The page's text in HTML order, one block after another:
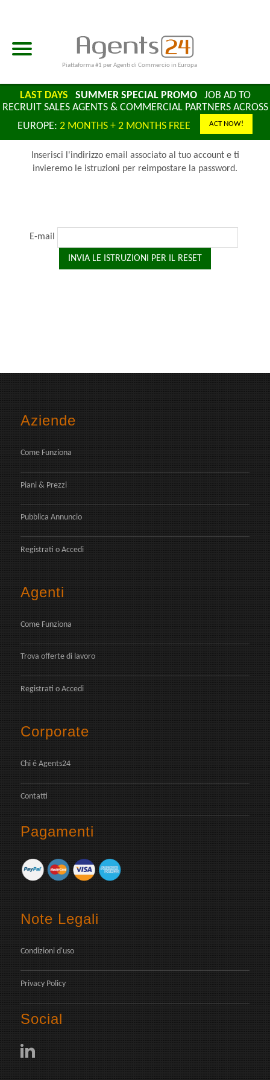
Piattaforma #1 per Agenti di Commercio in Europa
LAST DAYS SUMMER SPECIAL PROMOJOB AD TO
RECRUIT SALES AGENTS & COMMERCIAL PARTNERS ACROSS
EUROPE: 2 MONTHS + 2 MONTHS FREE ACT NOW!
Inserisci l'indirizzo email associato al tuo account e ti
invieremo le istruzioni per reimpostare la password.
E-mail
Aziende
Come Funziona
Piani & Prezzi
Pubblica Annuncio
Registrati o Accedi
Agenti
Come Funziona
Trova offerte di lavoro
Registrati o Accedi
Corporate
Chi é Agents24
Contatti
Pagamenti
Note Legali
Condizioni d'uso
Privacy Policy
Social